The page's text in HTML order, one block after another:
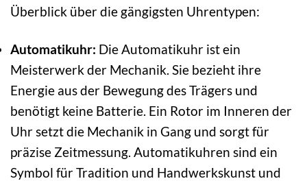
Überblick über die gängigsten Uhrentypen:
Automatikuhr: Die Automatikuhr ist ein
Meisterwerk der Mechanik. Sie bezieht ihre
Energie aus der Bewegung des Trägers und
benötigt keine Batterie. Ein Rotor im Inneren der
Uhr setzt die Mechanik in Gang und sorgt für
präzise Zeitmessung. Automatikuhren sind ein
Symbol für Tradition und Handwerkskunst und